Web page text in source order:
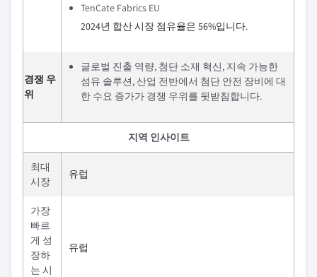
TenCate Fabrics EU
2024년 합산 시장 점유율은 56%입니다.
경쟁 우
위
글로벌 진출 역량, 첨단 소재 혁신, 지속 가능한
섬유 솔루션, 산업 전반에서 첨단 안전 장비에 대
한 수요 증가가 경쟁 우위를 뒷받침합니다.
지역 인사이트
최대
시장
유럽
가장
빠르
게 성
장하
는 시
유럽